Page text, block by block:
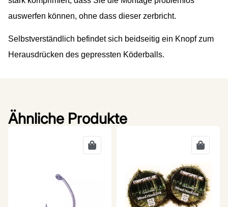
auswerfen können, ohne dass dieser zerbricht.
Selbstverständlich befindet sich beidseitig ein Knopf zum
Herausdrücken des gepressten Köderballs.
Ähnliche Produkte